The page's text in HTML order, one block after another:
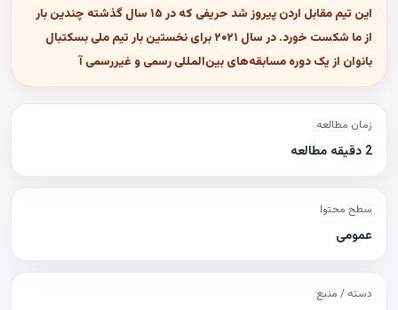
این تیم مقابل اردن پیروز شد حریفی که در ۱۵ سال گذشته چندین بار
از ما شکست خورد. در سال ۲۰۲۱ برای نخستین بار تیم ملی بسکتبال
بانوان از یک دوره مسابقه‌های بین‌المللی رسمی و غیررسمی آ
زمان مطالعه
2 دقیقه مطالعه
سطح محتوا
عمومی
دسته / منبع